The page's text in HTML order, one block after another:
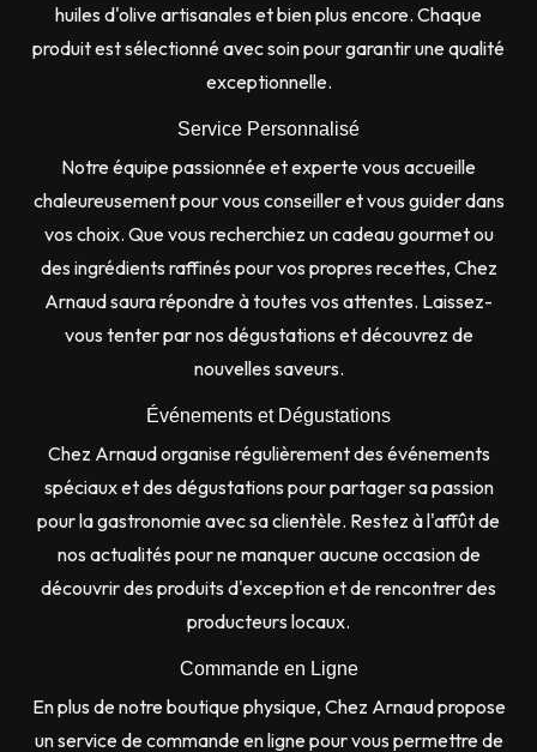
huiles d'olive artisanales et bien plus encore. Chaque
produit est sélectionné avec soin pour garantir une qualité
exceptionnelle.
Service Personnalisé
Notre équipe passionnée et experte vous accueille
chaleureusement pour vous conseiller et vous guider dans
vos choix. Que vous recherchiez un cadeau gourmet ou
des ingrédients raffinés pour vos propres recettes, Chez
Arnaud saura répondre à toutes vos attentes. Laissez-
vous tenter par nos dégustations et découvrez de
nouvelles saveurs.
Événements et Dégustations
Chez Arnaud organise régulièrement des événements
spéciaux et des dégustations pour partager sa passion
pour la gastronomie avec sa clientèle. Restez à l'affût de
nos actualités pour ne manquer aucune occasion de
découvrir des produits d'exception et de rencontrer des
producteurs locaux.
Commande en Ligne
En plus de notre boutique physique, Chez Arnaud propose
un service de commande en ligne pour vous permettre de